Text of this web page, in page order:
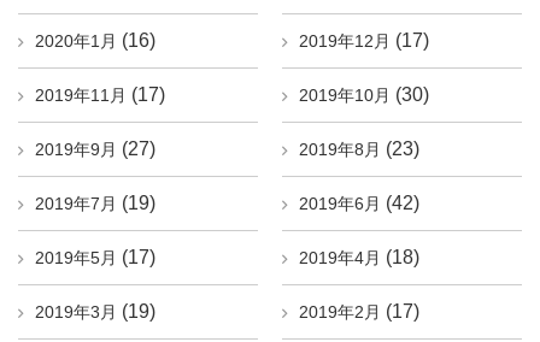
2020年1月 (16) 2019年12月 (17)
2019年11月 (17) 2019年10月 (30)
2019年9月 (27) 2019年8月 (23)
2019年7月 (19) 2019年6月 (42)
2019年5月 (17) 2019年4月 (18)
2019年3月 (19) 2019年2月 (17)